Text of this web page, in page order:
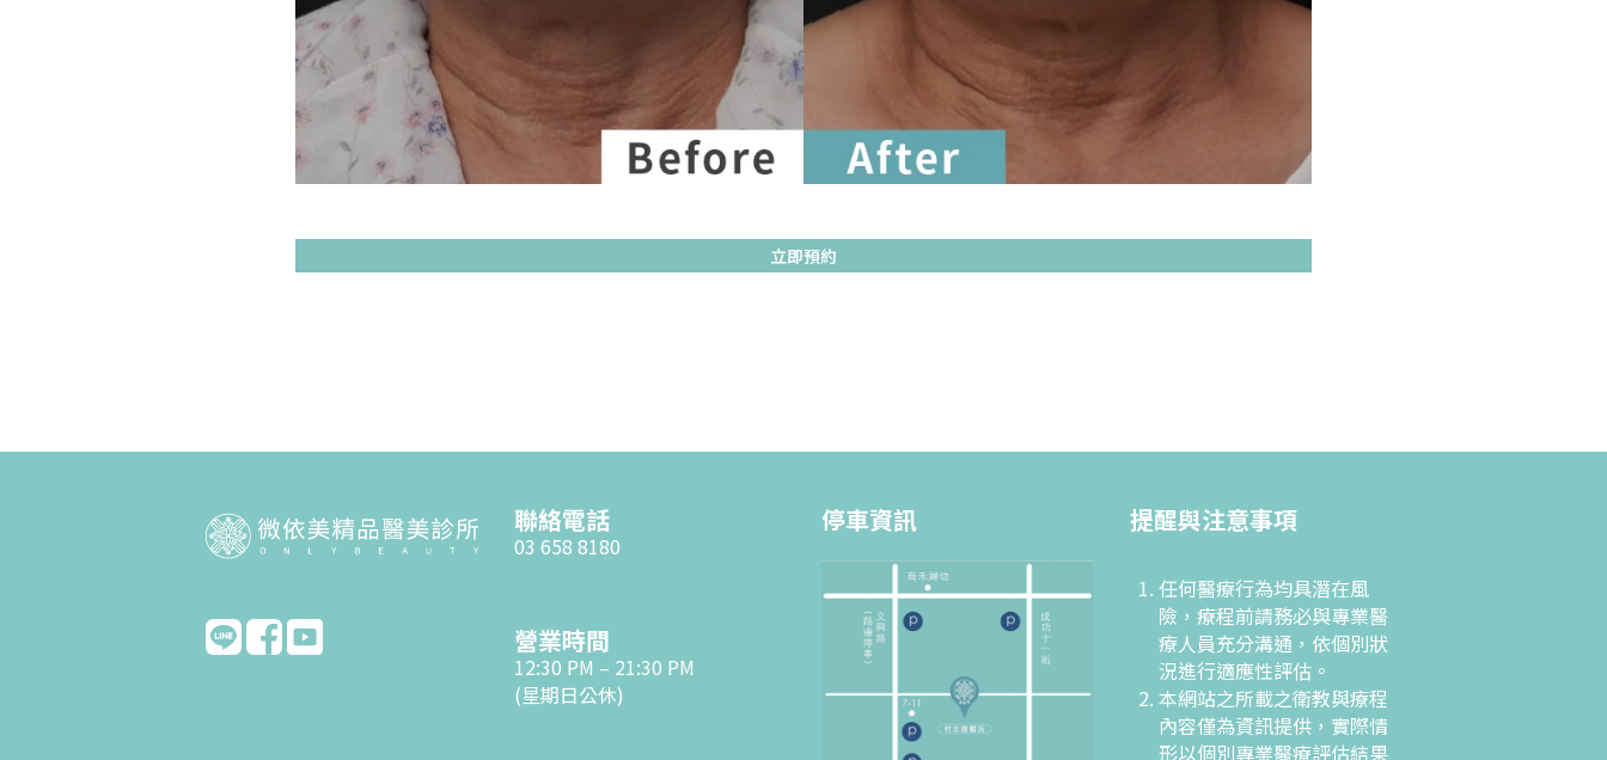
立即預約
聯絡電話
03 658 8180
營業時間
12:30 PM – 21:30 PM
(星期日公休)
停車資訊 提醒與注意事項
任何醫療行為均具潛在風
險，療程前請務必與專業醫
療人員充分溝通，依個別狀
況進行適應性評估。
本網站之所載之衛教與療程
內容僅為資訊提供，實際情
形以個別專業醫療評估結果